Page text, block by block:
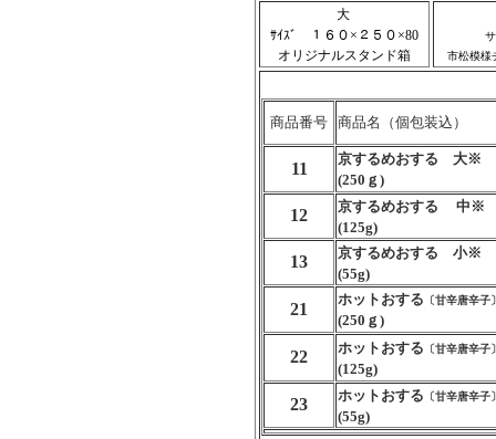
大
ｻｲｽﾞ １６０×２５０×80
オリジナルスタンド箱
市松模様
商品番号 商品名（個包装込）
11
京するめおする 大※
(250ｇ)
12
京するめおする 中※
(125g)
13
京するめおする 小※
(55g)
21
ホットおする 〔甘辛唐辛子
(250ｇ)
22 ホットおする 〔甘辛唐辛子
(125g)
23 ホットおする 〔甘辛唐辛
(55g)